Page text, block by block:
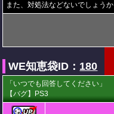
また、対処法などないでしょうか
WE知恵袋ID： 180
「いつでも回答してください」
【バグ】PS3